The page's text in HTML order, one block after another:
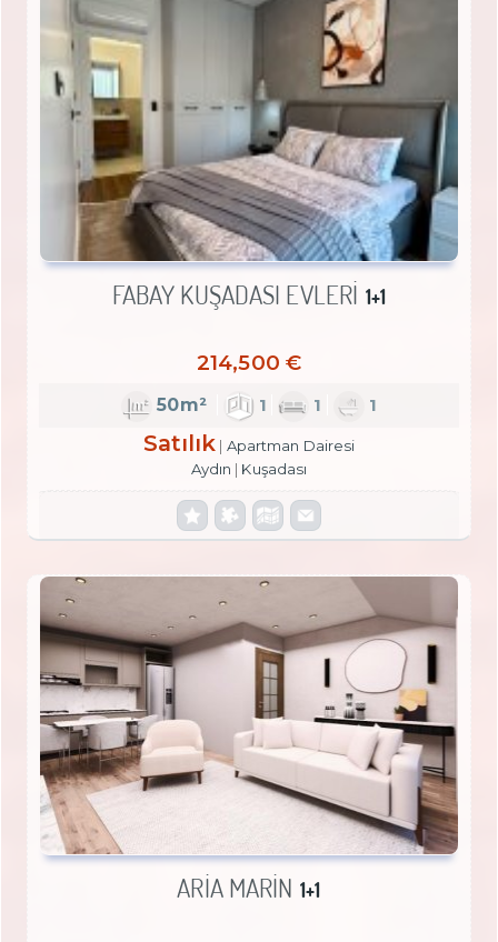
FABAY KUŞADASI EVLERI 1+1
214,500 €
50m² 1 1 1
Satılık
Apartman Dairesi
Aydın
Kuşadası
ARIA MARIN 1+1